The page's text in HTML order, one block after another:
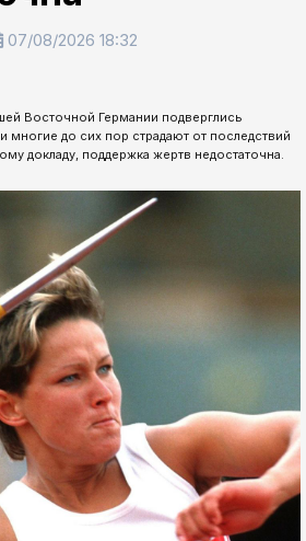
07/08/2026 18:32
Восточной Германии подверглись
многие до сих пор страдают от последствий
докладу, поддержка жертв недостаточна.